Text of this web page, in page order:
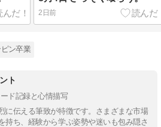
2日前
ン卒業
ト
ド記録と心情描写
に伝える筆致が特徴です。さまざまな市場
持ち、経験から学ぶ姿勢や迷いも包み隠さ